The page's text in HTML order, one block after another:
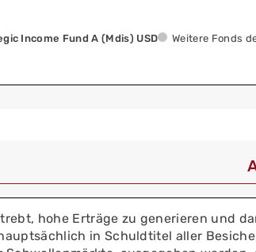
Income Fund A (Mdis) USD Weitere Fonds
hohe Erträge zu generieren und
in Schuldtitel aller